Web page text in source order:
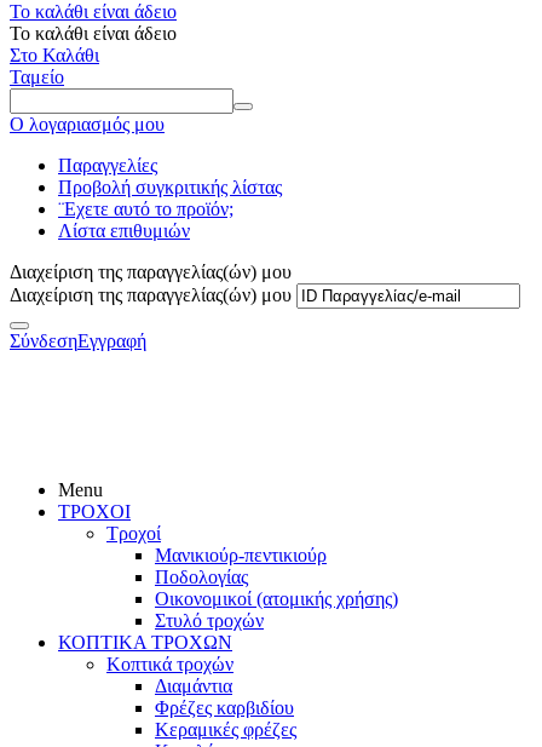
Το καλάθι είναι άδειο
Το καλάθι είναι άδειο
Στο Καλάθι
Ταμείο
Ο λογαριασμός μου
Παραγγελίες
Προβολή συγκριτικής λίστας
¨Εχετε αυτό το προϊόν;
Λίστα επιθυμιών
Διαχείριση της παραγγελίας(ών) μου
Διαχείριση της παραγγελίας(ών) μου
ΣύνδεσηΕγγραφή
Menu
ΤΡΟΧΟΙ
Τροχοί
Μανικιούρ-πεντικιούρ
Ποδολογίας
Οικονομικοί (ατομικής χρήσης)
Στυλό τροχών
ΚΟΠΤΙΚΑ ΤΡΟΧΩΝ
Κοπτικά τροχών
Διαμάντια
Φρέζες καρβιδίου
Κεραμικές φρέζες